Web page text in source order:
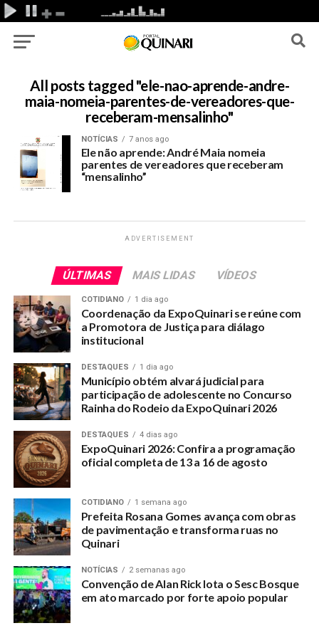
All posts tagged "ele-nao-aprende-andre-
maia-nomeia-parentes-de-vereadores-que-
receberam-mensalinho"
NOTÍCIAS 7 anos ago
Ele não aprende: André Maia nomeia
parentes de vereadores que receberam
“mensalinho”
ADVERTISEMENT
ÚLTIMAS MAIS LIDAS VÍDEOS
COTIDIANO 1 dia ago
Coordenação da ExpoQuinari se reúne com
a Promotora de Justiça para diálago
institucional
DESTAQUES 1 dia ago
Município obtém alvará judicial para
participação de adolescente no Concurso
Rainha do Rodeio da ExpoQuinari 2026
DESTAQUES 4 dias ago
ExpoQuinari 2026: Confira a programação
oficial completa de 13 a 16 de agosto
COTIDIANO 1 semana ago
Prefeita Rosana Gomes avança com obras
de pavimentação e transforma ruas no
Quinari
NOTÍCIAS 2 semanas ago
Convenção de Alan Rick lota o Sesc Bosque
em ato marcado por forte apoio popular